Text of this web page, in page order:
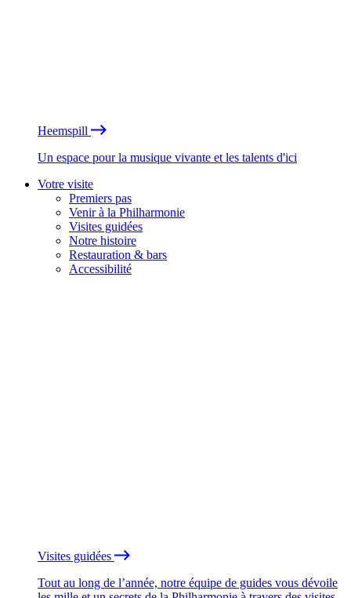
Heemspill
Un espace pour la musique vivante et les talents d'ici
Votre visite
Premiers pas
Venir à la Philharmonie
Visites guidées
Notre histoire
Restauration & bars
Accessibilité
Visites guidées
Tout au long de l’année, notre équipe de guides vous dévoile